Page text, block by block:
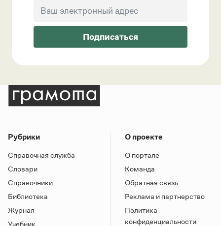
Подписаться
Рубрики
Справочная служба
Словари
Справочники
Библиотека
Журнал
Учебник
О проекте
О портале
Команда
Обратная связь
Реклама и партнерство
Политика
конфиденциальности